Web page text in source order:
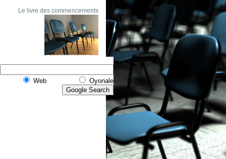
Le livre des commencements
Web Oyonale